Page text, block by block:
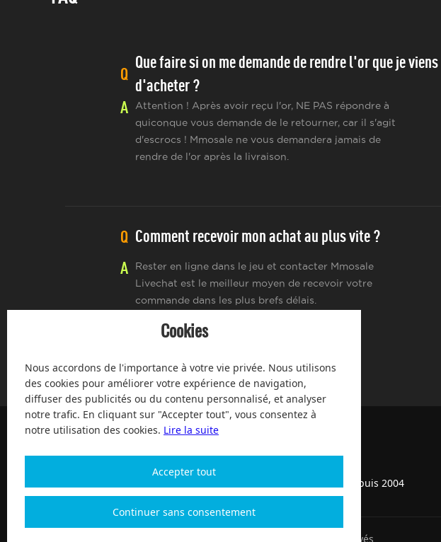
Q
Que faire si on me demande de rendre l'or que je viens
d'acheter ?
A
Attention ! Après avoir reçu l'or, NE PAS répondre à
quiconque vous demande de le retourner, car il s'agit
d'escrocs ! Mmosale ne vous demandera jamais de
rendre de l'or après la livraison.
Q Comment recevoir mon achat au plus vite ?
A
Rester en ligne dans le jeu et contacter Mmosale
Livechat est le meilleur moyen de recevoir votre
commande dans les plus brefs délais.
Cookies
Nous accordons de l'importance à votre vie privée. Nous utilisons
des cookies pour améliorer votre expérience de navigation,
diffuser des publicités ou du contenu personnalisé, et analyser
notre trafic. En cliquant sur "Accepter tout", vous consentez à
notre utilisation des cookies. Lire la suite
Accepter tout
Continuer sans consentement
100% de clients satisfaits, service après-vente, à votre service depuis 2004
Copyright 2004-2026, Magic Digital co., Limited Tous droits réservés